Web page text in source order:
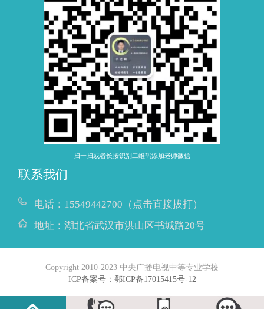
扫一扫或者长按识别二维码添加老师微信
联系我们
电话： 15549442700（点击直接拔打）
地址： 湖北省武汉市洪山区书城路20号
Copyright 2010-2023 中央广播电视中等专业学校
ICP备案号：鄂ICP备17015415号-12